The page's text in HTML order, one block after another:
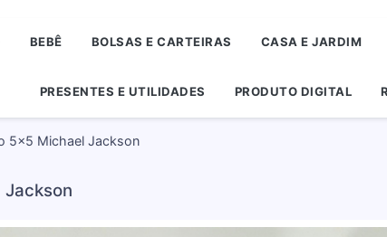
BEBÊ BOLSAS E CARTEIRAS CASA E JARDIM
PRESENTES E UTILIDADES PRODUTO DIGITAL
5x5 Michael Jackson